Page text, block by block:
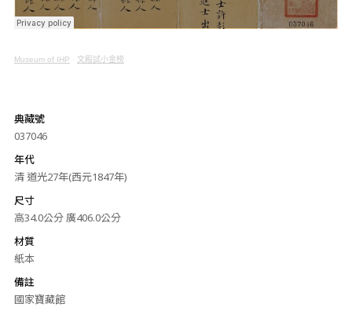
Museum of IHP · 文殿試小金榜
典藏號
037046
年代
清 道光27年(西元1847年)
尺寸
高34.0公分 廣406.0公分
材質
紙本
備註
國家寶藏館